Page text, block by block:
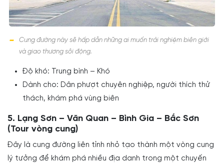
Cung đường này sẽ hấp dẫn những ai muốn trải nghiệm biên giới
và giao thương sôi động.
Độ khó: Trung bình – Khó
Dành cho: Dân phượt chuyên nghiệp, người thích thử
thách, khám phá vùng biên
5. Lạng Sơn – Văn Quan – Bình Gia – Bắc Sơn
(Tour vòng cung)
Đây là cung đường liên tỉnh nhỏ tạo thành một vòng cung
lý tưởng để khám phá nhiều địa danh trong một chuyến